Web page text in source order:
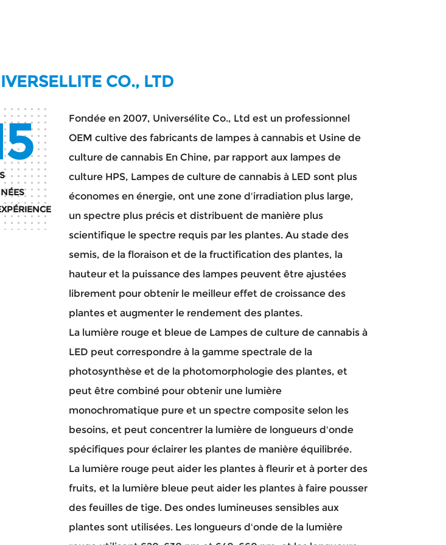
CO., LTD
Fondée en 2007, Universélite Co., Ltdest un professionnel
OEM cultive des fabricants de lampes à cannabiset Usine de
culture de cannabis En Chine, par rapport aux lampes de
culture HPS, Lampes de culture de cannabis à LEDsont plus
économes en énergie, ont une zone d'irradiation plus large,
un spectre plus précis et distribuent de manière plus
scientifique le spectre requis par les plantes. Au stade des
semis, de la floraison et de la fructification des plantes, la
hauteur et la puissance des lampes peuvent être ajustées
librement pour obtenir le meilleur effet de croissance des
plantes et augmenter le rendement des plantes.
La lumière rouge et bleue de Lampes de culture de cannabis à
LED peut correspondre à la gamme spectrale de la
photosynthèse et de la photomorphologie des plantes, et
peut être combiné pour obtenir une lumière
monochromatique pure et un spectre composite selon les
besoins, et peut concentrer la lumière de longueurs d'onde
spécifiques pour éclairer les plantes de manière équilibrée.
La lumière rouge peut aider les plantes à fleurir et à porter des
fruits, et la lumière bleue peut aider les plantes à faire pousser
des feuilles de tige. Des ondes lumineuses sensibles aux
plantes sont utilisées. Les longueurs d'onde de la lumière